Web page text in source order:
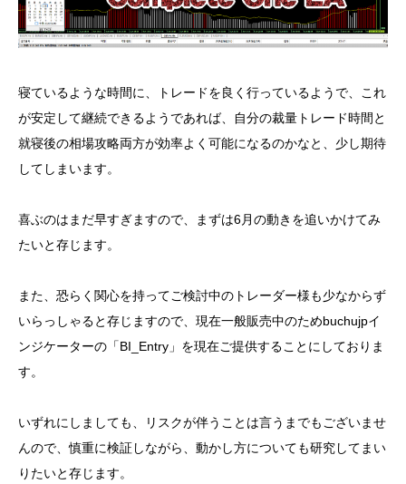
寝ているような時間に、トレードを良く行っているようで、これ
が安定して継続できるようであれば、自分の裁量トレード時間と
就寝後の相場攻略両方が効率よく可能になるのかなと、少し期待
してしまいます。
喜ぶのはまだ早すぎますので、まずは6月の動きを追いかけてみ
たいと存じます。
また、恐らく関心を持ってご検討中のトレーダー様も少なからず
いらっしゃると存じますので、現在一般販売中のためbuchujpイ
ンジケーターの「BI_Entry」を現在ご提供することにしておりま
す。
いずれにしましても、リスクが伴うことは言うまでもございませ
んので、慎重に検証しながら、動かし方についても研究してまい
りたいと存じます。